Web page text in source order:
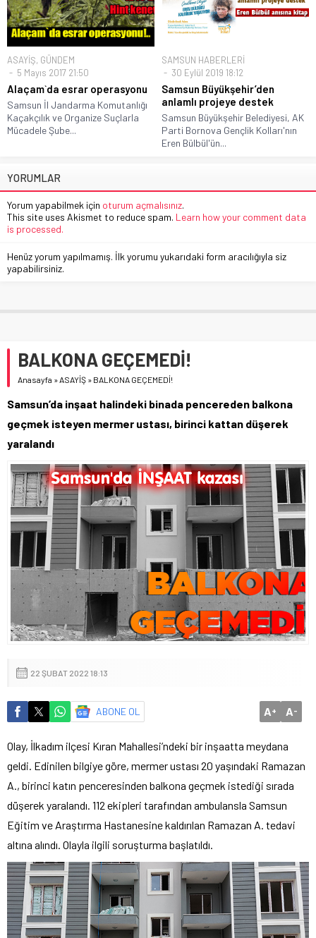
ASAYİŞ, GÜNDEM
5 Mayıs 2017 21:50
Alaçam`da esrar operasyonu
Samsun İl Jandarma Komutanlığı
Kaçakçılık ve Organize Suçlarla
Mücadele Şube...
SAMSUN HABERLERİ
30 Eylül 2019 18:12
Samsun Büyükşehir’den
anlamlı projeye destek
Samsun Büyükşehir Belediyesi, AK
Parti Bornova Gençlik Kolları'nın
Eren Bülbül'ün...
YORUMLAR
Yorum yapabilmek için oturum açmalısınız.
This site uses Akismet to reduce spam. Learn how your comment data
is processed.
Henüz yorum yapılmamış. İlk yorumu yukarıdaki form aracılığıyla siz
yapabilirsiniz.
BALKONA GEÇEMEDİ!
Anasayfa »ASAYİŞ » BALKONA GEÇEMEDİ!
Samsun’da inşaat halindeki binada pencereden balkona
geçmek isteyen mermer ustası, birinci kattan düşerek
yaralandı
22 ŞUBAT 2022 18:13
ABONE OL A+ A-
Olay, İlkadım ilçesi Kıran Mahallesi’ndeki bir inşaatta meydana
geldi. Edinilen bilgiye göre, mermer ustası 20 yaşındaki Ramazan
A., birinci katın penceresinden balkona geçmek istediği sırada
düşerek yaralandı. 112 ekipleri tarafından ambulansla Samsun
Eğitim ve Araştırma Hastanesine kaldırılan Ramazan A. tedavi
altına alındı. Olayla ilgili soruşturma başlatıldı.